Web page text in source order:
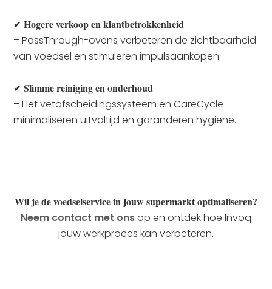
✔Hogere verkoop en klantbetrokkenheid
– PassThrough-ovens verbeteren de zichtbaarheid
van voedsel en stimuleren impulsaankopen.
✔Slimme reiniging en onderhoud
– Het vetafscheidingssysteem en CareCycle
minimaliseren uitvaltijd en garanderen hygiëne.
Wil je de voedselservice in jouw supermarkt optimaliseren?
Neem contact met onsop en ontdek hoe Invoq
jouw werkproces kan verbeteren.